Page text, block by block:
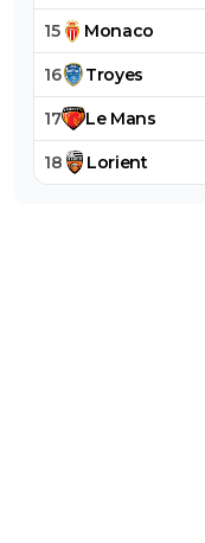
15 Monaco
16 Troyes
17 Le Mans
18 Lorient